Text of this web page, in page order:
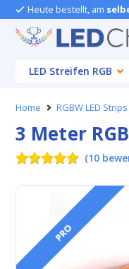
Heute bestellt, am
LED Streifen RGB
Home RGBW LED Strips
3 Meter
(10
PRO